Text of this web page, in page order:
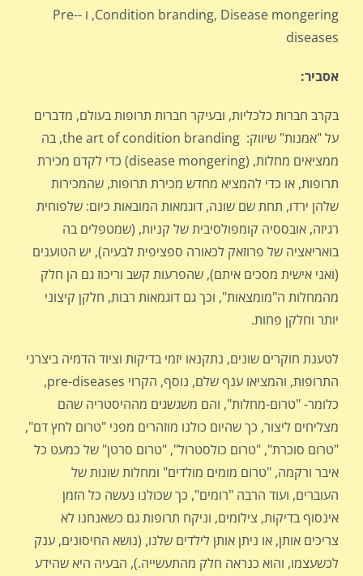
Condition branding, Disease mongering, ו -Pre-
diseases
אסביר:
בקרב חברות כלכליות, ובעיקר חברות תרופות בעולם, מדברים
על "אמנות" שיווק: the art of condition branding, בה
ממציאים מחלות, (disease mongering) כדי לקדם מכירת
תרופות, או כדי להמציא מחדש מכירת תרופות, שהמכירות
שלהן ירדו, תחת שם שונה, דוגמאות המובאות כיום: שלפוחית
רגיזה, אובססיה קומפולסיבית של קניות, (שמטפלים בה
בואריאציה של פרוזאק לכאורה ספציפית לבעיה), יש הטוענים
(ואני אישית מסכים איתם), שהפרעות קשב וריכוז גם הן חלק
מהמחלות ה"מומצאות", וכך גם דוגמאות רבות, חלקן קיצוני
יותר וחלקן פחות.
לטענת חוקרים שונים, נתקנאו יזמי בדיקות וציוד הדמיה ביצרני
התרופות, והמציאו ענף שלם, נוסף, הקרוי pre-diseases,
כלומר- "טרום-מחלות", והם משגשגים מההיסטריה שהם
מצליחים ליצור, כך שהיום כולנו מוזהרים מפני "טרום לחץ דם",
"טרום סוכרת", "טרום כולסטרול", "טרום סרטן" של כמעט כל
איבר ורקמה, "טרום מומים מולדים" ומחלות שונות של
העוברים, ועוד הרבה "רומים", כך שכולנו נעשה כל הזמן
אינסוף בדיקות, צילומים, וניקח תרופות גם כשאנחנו לא
צריכים אותן, או ניתן אותן לילדים שלנו, (נושא החיסונים, ענק
לכשעצמו, והוא כנראה חלק מהתעשייה.), הבעיה היא שהידע